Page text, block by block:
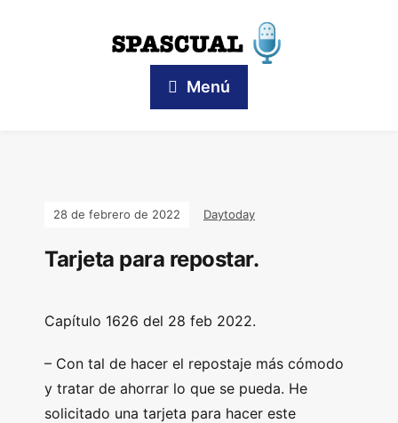
Menú
28 de febrero de 2022 Daytoday
Tarjeta para repostar.
Capítulo 1626 del 28 feb 2022.
– Con tal de hacer el repostaje más cómodo
y tratar de ahorrar lo que se pueda. He
solicitado una tarjeta para hacer este